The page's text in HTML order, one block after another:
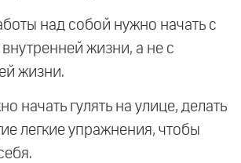
над собой нужно начать с
жизни, а не с
жизни.
начать гулять на улице, делать
легкие упражнения, чтобы